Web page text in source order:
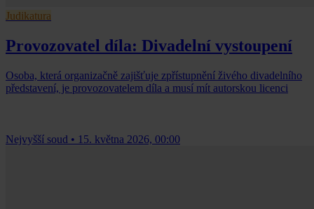
Judikatura
Provozovatel díla: Divadelní vystoupení
Osoba, která organizačně zajišťuje zpřístupnění živého divadelního
představení, je provozovatelem díla a musí mít autorskou licenci
Nejvyšší soud • 15. května 2026, 00:00